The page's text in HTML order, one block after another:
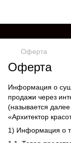
Оферта
Оферта
Информация о
продажи через
(называется
«Архитектор
1) Информация о